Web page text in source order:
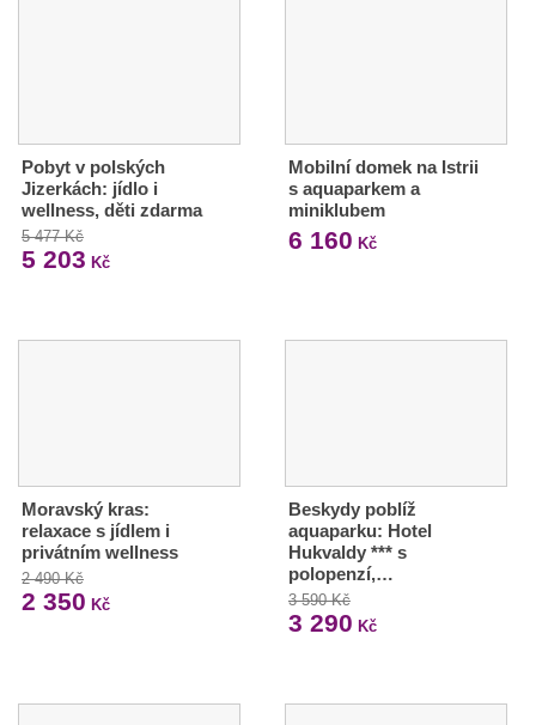
Pobyt v polských
Jizerkách: jídlo i
wellness, děti zdarma
5 477 Kč
5 203 Kč
Mobilní domek na Istrii
s aquaparkem a
miniklubem
6 160 Kč
Moravský kras:
relaxace s jídlem i
privátním wellness
2 490 Kč
2 350 Kč
Beskydy poblíž
aquaparku: Hotel
Hukvaldy *** s
polopenzí,…
3 590 Kč
3 290 Kč